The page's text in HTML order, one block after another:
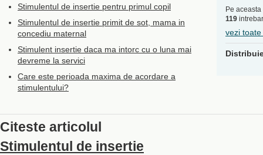
Stimulentul de insertie pentru primul copil
Stimulentul de insertie primit de sot, mama in
concediu maternal
Stimulent insertie daca ma intorc cu o luna mai
devreme la servici
Care este perioada maxima de acordare a
stimulentului?
Pe
119
vezi
Citeste articolul
Stimulentul de insertie